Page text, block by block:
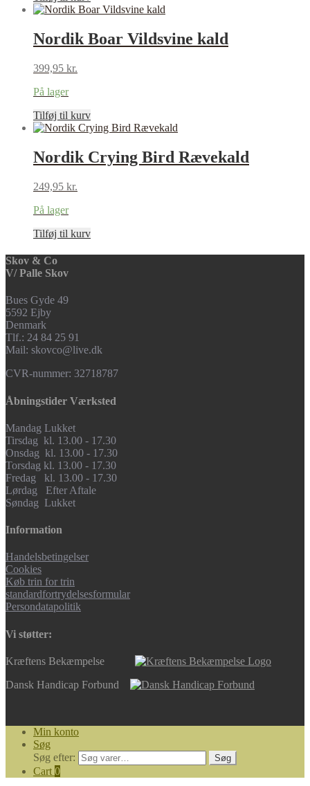
Nordik Boar Vildsvine kald
399,95 kr.
På lager
Tilføj til kurv
Nordik Crying Bird Rævekald
249,95 kr.
På lager
Tilføj til kurv
Skov & Co
V/ Palle Skov
Bues Gyde 49
5592 Ejby
Denmark
Tlf.: 24 84 25 91
Mail: skovco@live.dk
CVR-nummer: 32718787
Åbningstider Værksted
Mandag Lukket
Tirsdag kl. 13.00 - 17.30
Onsdag kl. 13.00 - 17.30
Torsdag kl. 13.00 - 17.30
Fredag kl. 13.00 - 17.30
Lørdag Efter Aftale
Søndag Lukket
Information
Handelsbetingelser
Cookies
Køb trin for trin
standardfortrydelsesformular
Persondatapolitik
Vi støtter:
Kræftens Bekæmpelse
Dansk Handicap Forbund
Min konto
Søg
Søg efter:
Søg
Cart 0